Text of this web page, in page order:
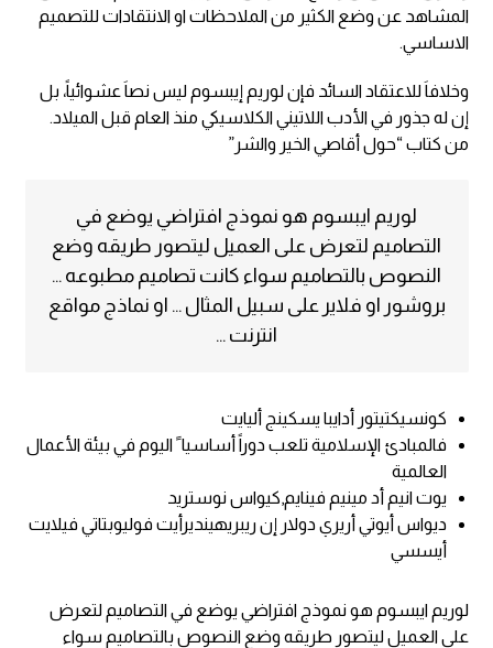
المشاهد عن وضع الكثير من الملاحظات او الانتقادات للتصميم
الاساسي.
وخلافاَ للاعتقاد السائد فإن لوريم إيبسوم ليس نصاَ عشوائياً، بل
إن له جذور في الأدب اللاتيني الكلاسيكي منذ العام قبل الميلاد.
من كتاب “حول أقاصي الخير والشر”
لوريم ايبسوم هو نموذج افتراضي يوضع في
التصاميم لتعرض على العميل ليتصور طريقه وضع
النصوص بالتصاميم سواء كانت تصاميم مطبوعه …
بروشور او فلاير على سبيل المثال … او نماذج مواقع
انترنت …
كونسيكتيتور أدايبا يسكينج أليايت
فالمبادئ الإسلامية تلعب دوراً أساسيا ً اليوم في بيئة الأعمال
العالمية
يوت انيم أد مينيم فينايم,كيواس نوستريد
ديواس أيوتي أريري دولار إن ريبريهينديرأيت فوليوبتاتي فيلايت
أيسسي
لوريم ايبسوم هو نموذج افتراضي يوضع في التصاميم لتعرض
على العميل ليتصور طريقه وضع النصوص بالتصاميم سواء